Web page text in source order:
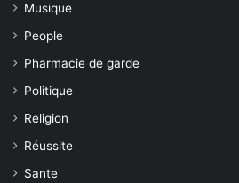
Musique
People
Pharmacie de garde
Politique
Religion
Réussite
Sante